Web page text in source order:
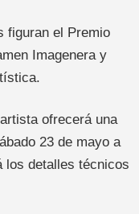
figuran el Premio
Imagenera y
ofrecerá una
23 de mayo a
los detalles técnicos